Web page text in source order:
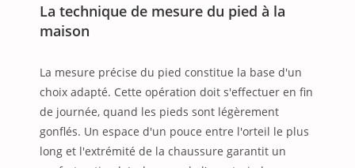
La technique de mesure du pied à la
maison
La mesure précise du pied constitue la base d'un
choix adapté. Cette opération doit s'effectuer en fin
de journée, quand les pieds sont légèrement
gonflés. Un espace d'un pouce entre l'orteil le plus
long et l'extrémité de la chaussure garantit un